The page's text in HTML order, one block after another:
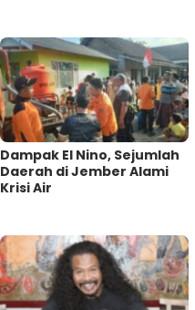
Dampak El Nino, Sejumlah
Daerah di Jember Alami
Krisi Air